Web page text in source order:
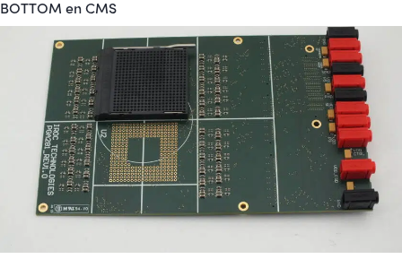
BOTTOM en CMS